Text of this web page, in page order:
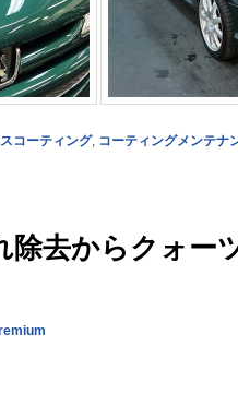
コーティング, コーティングメンテナ
除去からクォー